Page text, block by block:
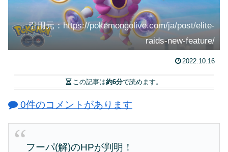
引用元：https://pokemongolive.com/ja/post/elite-
raids-new-feature/
2022.10.16
この記事は約6分で読めます。
0件のコメントがあります
フーパ(解)のHPが判明！